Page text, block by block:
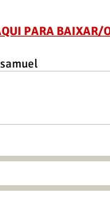
PARA BAIXAR/